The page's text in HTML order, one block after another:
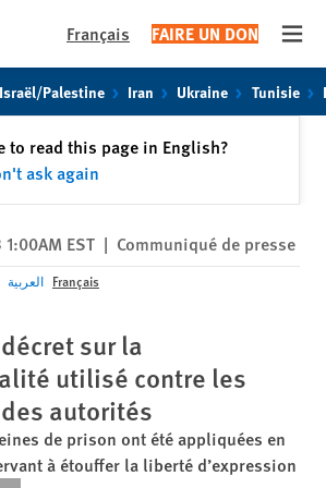
Français FAIRE UN DON
Israël/Palestine Iran Ukraine Tunisie
to read this page in English?
ask again
EST | Communiqué de presse
العربية Français
sur la
utilisé contre les
autorités
de prison ont été appliquées en
à étouffer la liberté d’expression